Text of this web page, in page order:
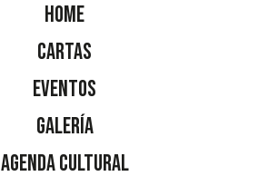
Home
Cartas
Eventos
Galería
Agenda Cultural